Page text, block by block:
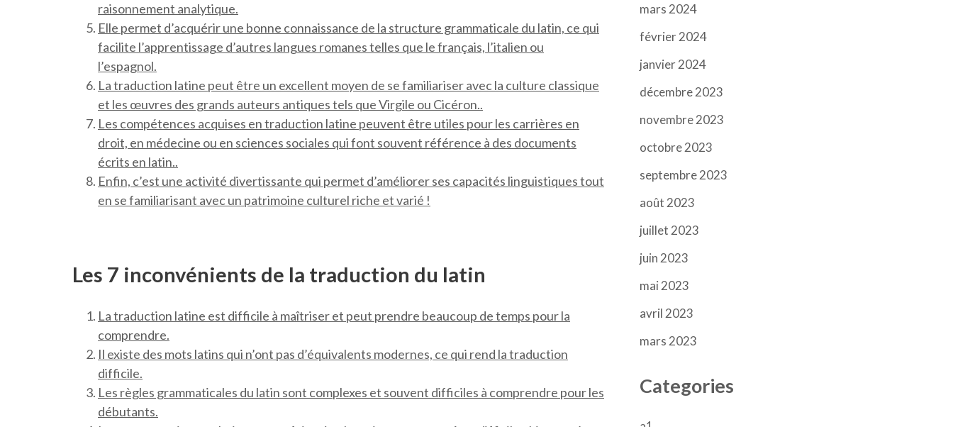
raisonnement analytique.
Elle permet d’acquérir une bonne connaissance de la structure grammaticale du latin, ce qui
facilite l’apprentissage d’autres langues romanes telles que le français, l’italien ou
l’espagnol.
La traduction latine peut être un excellent moyen de se familiariser avec la culture classique
et les œuvres des grands auteurs antiques tels que Virgile ou Cicéron..
Les compétences acquises en traduction latine peuvent être utiles pour les carrières en
droit, en médecine ou en sciences sociales qui font souvent référence à des documents
écrits en latin..
Enfin, c’est une activité divertissante qui permet d’améliorer ses capacités linguistiques tout
en se familiarisant avec un patrimoine culturel riche et varié !
Les 7 inconvénients de la traduction du latin
La traduction latine est difficile à maîtriser et peut prendre beaucoup de temps pour la
comprendre.
Il existe des mots latins qui n’ont pas d’équivalents modernes, ce qui rend la traduction
difficile.
Les règles grammaticales du latin sont complexes et souvent difficiles à comprendre pour les
débutants.
mars 2024
février 2024
janvier 2024
décembre 2023
novembre 2023
octobre 2023
septembre 2023
août 2023
juillet 2023
juin 2023
mai 2023
avril 2023
mars 2023
Categories